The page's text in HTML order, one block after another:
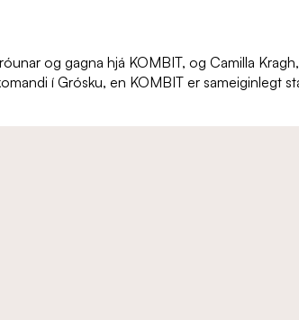
og gagna hjá KOMBIT, og Camilla
í Grósku, en KOMBIT er